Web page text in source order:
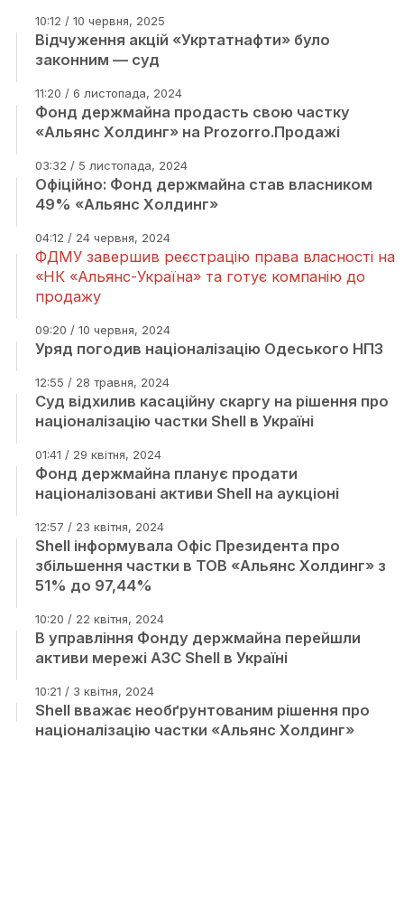
10:12 / 10 червня, 2025
Відчуження акцій «Укртатнафти» було
законним — суд
11:20 / 6 листопада, 2024
Фонд держмайна продасть свою частку
«Альянс Холдинг» на Prozorro.Продажі
03:32 / 5 листопада, 2024
Офіційно: Фонд держмайна став власником
49% «Альянс Холдинг»
04:12 / 24 червня, 2024
ФДМУ завершив реєстрацію права власності на
«НК «Альянс-Україна» та готує компанію до
продажу
09:20 / 10 червня, 2024
Уряд погодив націоналізацію Одеського НПЗ
12:55 / 28 травня, 2024
Суд відхилив касаційну скаргу на рішення про
націоналізацію частки Shell в Україні
01:41 / 29 квітня, 2024
Фонд держмайна планує продати
націоналізовані активи Shell на аукціоні
12:57 / 23 квітня, 2024
Shell інформувала Офіс Президента про
збільшення частки в ТОВ «Альянс Холдинг» з
51% до 97,44%
10:20 / 22 квітня, 2024
В управління Фонду держмайна перейшли
активи мережі АЗС Shell в Україні
10:21 / 3 квітня, 2024
Shell вважає необґрунтованим рішення про
націоналізацію частки «Альянс Холдинг»